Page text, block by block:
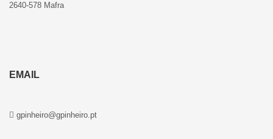
2640-578 Mafra
EMAIL
gpinheiro@gpinheiro.pt